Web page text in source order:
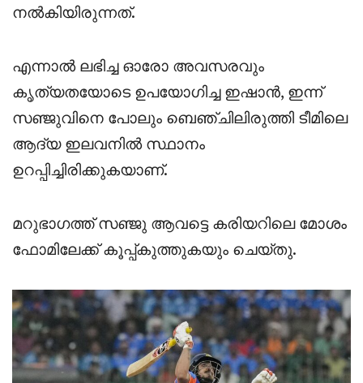
നൽകിയിരുന്നത്.
എന്നാൽ ലഭിച്ച ഓരോ അവസരവും
കൃത്യതയോടെ ഉപയോഗിച്ച ഇഷാൻ, ഇന്ന്
സഞ്ജുവിനെ പോലും ബെഞ്ചിലിരുത്തി ടീമിലെ
ആദ്യ ഇലവനിൽ സ്ഥാനം
ഉറപ്പിച്ചിരിക്കുകയാണ്.
മറുഭാഗത്ത് സഞ്ജു ആവട്ടെ കരിയറിലെ മോശം
ഫോമിലേക്ക് കൂപ്പ്കുത്തുകയും ചെയ്തു.